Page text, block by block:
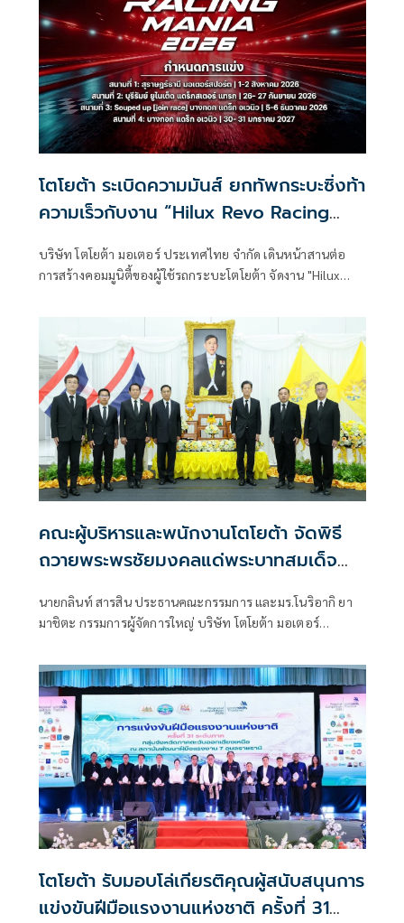
โตโยต้า ระเบิดความมันส์ ยกทัพกระบะซิ่งท้า
ความเร็วกับงาน “Hilux Revo Racing
บริษัท โตโยต้า มอเตอร์ ประเทศไทย จำกัด เดินหน้าสานต่อ
การสร้างคอมมูนิตี้ของผู้ใช้รถกระบะโตโยต้า จัดงาน "Hilux
คณะผู้บริหารและพนักงานโตโยต้า จัดพิธี
ถวายพระพรชัยมงคลแด่พระบาทสมเด็จ
พระชนมพรรษา
นายกลินท์ สารสิน ประธานคณะกรรมการ และมร.โนริอากิ ยา
มาชิตะ กรรมการผู้จัดการใหญ่ บริษัท โตโยต้า มอเตอร์
โตโยต้า รับมอบโล่เกียรติคุณผู้สนับสนุนการ
แข่งขันฝีมือแรงงานแห่งชาติ ครั้งที่ 31